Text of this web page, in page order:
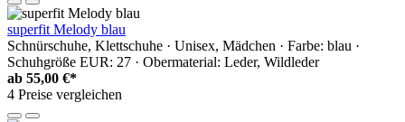
superfit Melody blau
Schnürschuhe, Klettschuhe · Unisex, Mädchen · Farbe: blau ·
Schuhgröße EUR: 27 · Obermaterial: Leder, Wildleder
ab 55,00 €*
4 Preise vergleichen